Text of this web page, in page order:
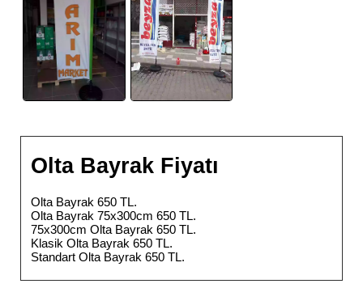
Olta Bayrak Fiyatı
Olta Bayrak 650 TL.
Olta Bayrak 75x300cm 650 TL.
75x300cm Olta Bayrak 650 TL.
Klasik Olta Bayrak 650 TL.
Standart Olta Bayrak 650 TL.